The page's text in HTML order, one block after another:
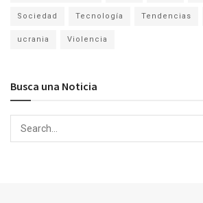
Sociedad Tecnología Tendencias
ucrania Violencia
Busca una Noticia